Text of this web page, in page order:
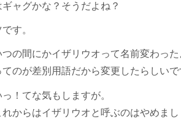
ャグかな？そうだよね？
す。
つの間にかイザリウオって名前変わっ
てのが差別用語だから変更したらしい
！てな気もしますが。
からはイザリウオと呼ぶのはやめま